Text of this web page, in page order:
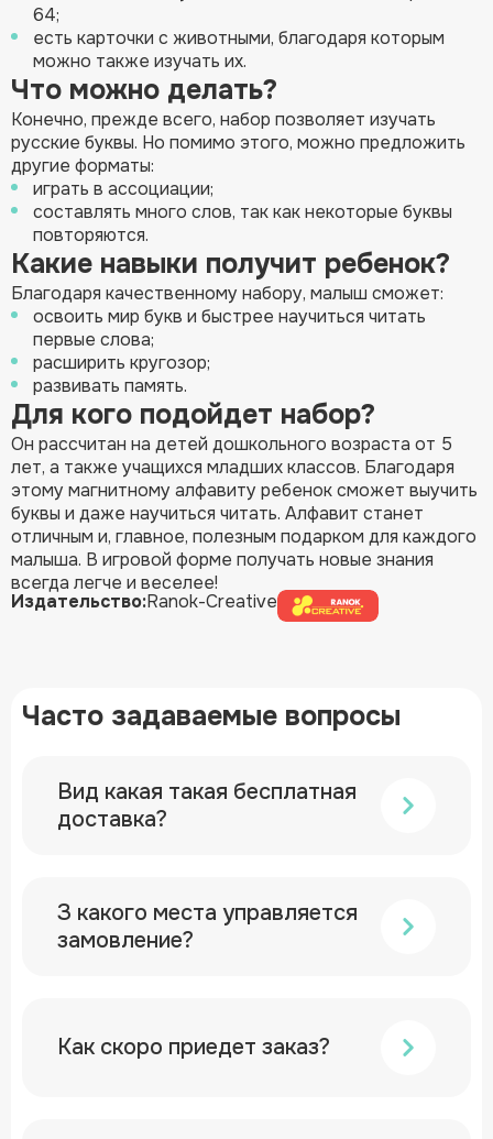
64;
есть карточки с животными, благодаря которым
можно также изучать их.
Что можно делать?
Конечно, прежде всего, набор позволяет изучать
русские буквы. Но помимо этого, можно предложить
другие форматы:
играть в ассоциации;
составлять много слов, так как некоторые буквы
повторяются.
Какие навыки получит ребенок?
Благодаря качественному набору, малыш сможет:
освоить мир букв и быстрее научиться читать
первые слова;
расширить кругозор;
развивать память.
Для кого подойдет набор?
Он рассчитан на детей дошкольного возраста от 5
лет, а также учащихся младших классов. Благодаря
этому магнитному алфавиту ребенок сможет выучить
буквы и даже научиться читать. Алфавит станет
отличным и, главное, полезным подарком для каждого
малыша. В игровой форме получать новые знания
всегда легче и веселее!
Издательство:Ranok-Creative
Часто задаваемые вопросы
Вид какая такая бесплатная
доставка?
З какого места управляется
замовление?
Как скоро приедет заказ?